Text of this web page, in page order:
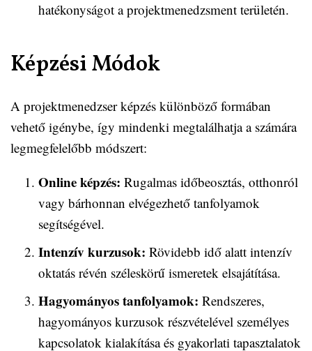
hatékonyságot a projektmenedzsment területén.
Képzési Módok
A projektmenedzser képzés különböző formában
vehető igénybe, így mindenki megtalálhatja a számára
legmegfelelőbb módszert:
Online képzés: Rugalmas időbeosztás, otthonról
vagy bárhonnan elvégezhető tanfolyamok
segítségével.
Intenzív kurzusok: Rövidebb idő alatt intenzív
oktatás révén széleskörű ismeretek elsajátítása.
Hagyományos tanfolyamok: Rendszeres,
hagyományos kurzusok részvételével személyes
kapcsolatok kialakítása és gyakorlati tapasztalatok